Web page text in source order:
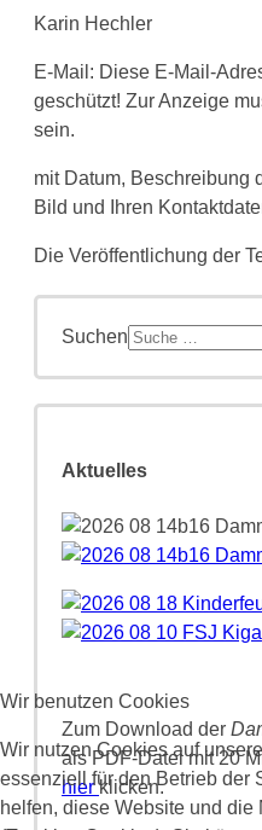
Karin Hechler
E-Mail: Diese E-Mail-
geschützt! Zur Anzeige
sein.
mit Datum, Beschreibung
Bild und Ihren
Die Veröffentlichung der
Suchen
Aktuelles
Zum Download der
als PDF-Datei mit 20
hierklicken.
Wir benutzen Cookies
Wir nutzen Cookies auf
essenziell für den Betrieb der
helfen, diese Website und